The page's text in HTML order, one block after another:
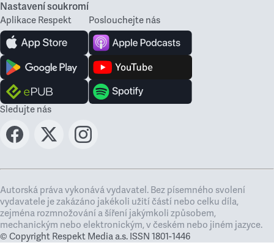
Nastavení soukromí
Aplikace Respekt Poslouchejte nás
Sledujte nás
Autorská práva vykonává vydavatel. Bez písemného svolení
vydavatele je zakázáno jakékoli užití částí nebo celku díla,
zejména rozmnožování a šíření jakýmkoli způsobem,
mechanickým nebo elektronickým, v českém nebo jiném jazyce.
© Copyright Respekt Media a.s. ISSN 1801-1446